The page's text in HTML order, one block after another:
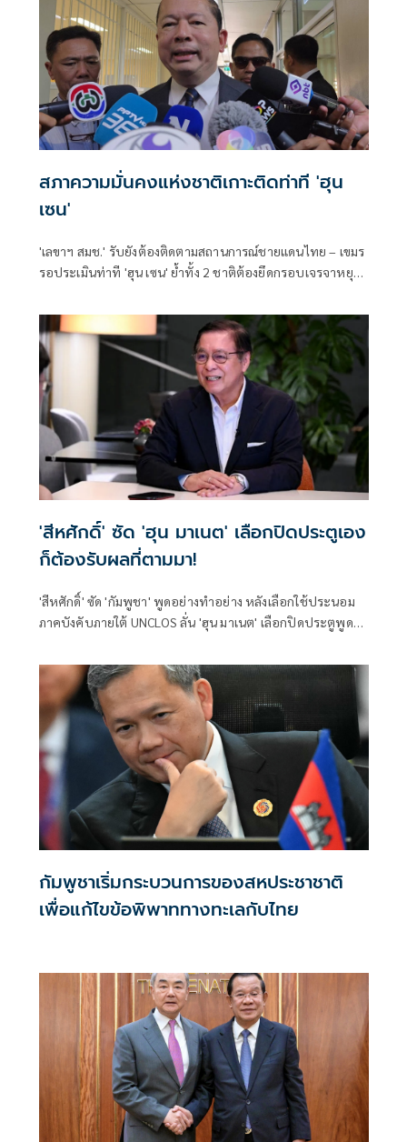
สภาความมั่นคงแห่งชาติเกาะติดท่าที 'ฮุน
เซน'
'เลขาฯ สมช.' รับยังต้องติดตามสถานการณ์ชายแดนไทย – เขมร
รอประเมินท่าที 'ฮุน เซน' ย้ำทั้ง 2 ชาติต้องยึดกรอบเจรจาหยุด
'สีหศักดิ์' ซัด 'ฮุน มาเนต' เลือกปิดประตูเอง
ก็ต้องรับผลที่ตามมา!
'สีหศักดิ์' ซัด 'กัมพูชา' พูดอย่างทำอย่าง หลังเลือกใช้ประนอม
ภาคบังคับภายใต้ UNCLOS ลั่น 'ฮุน มาเนต' เลือกปิดประตูพูด
เอง
กัมพูชาเริ่มกระบวนการของสหประชาชาติ
เพื่อแก้ไขข้อพิพาททางทะเลกับไทย